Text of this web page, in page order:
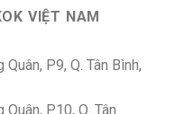
VIỆT NAM
P9, Q. Tân Bình,
P10, Q. Tân